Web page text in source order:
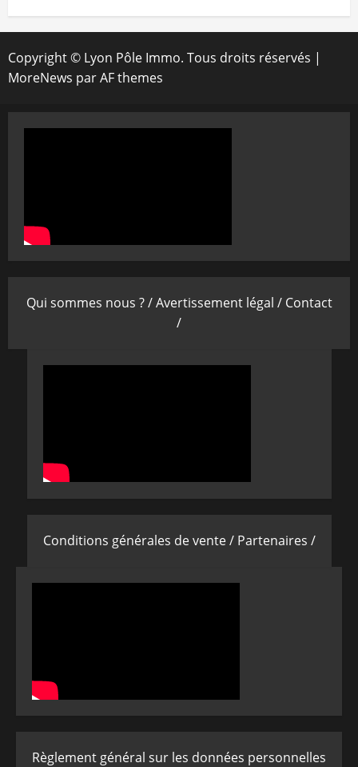
Copyright © Lyon Pôle Immo. Tous droits réservés |
MoreNews par AF themes
Qui sommes nous ? /Avertissement légal / Contact
/
Conditions générales de vente / Partenaires /
Règlement général sur les données personnelles